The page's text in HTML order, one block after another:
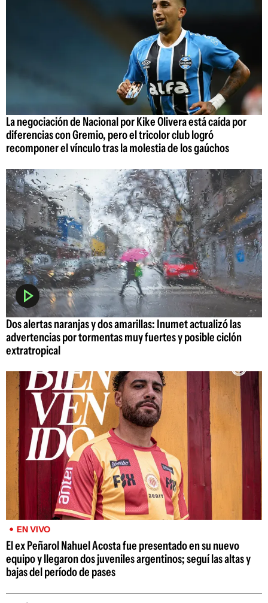
La negociación de Nacional por Kike Olivera está caída por
diferencias con Gremio, pero el tricolor club logró
recomponer el vínculo tras la molestia de los gaúchos
Dos alertas naranjas y dos amarillas: Inumet actualizó las
advertencias por tormentas muy fuertes y posible ciclón
extratropical
EN VIVO
El ex Peñarol Nahuel Acosta fue presentado en su nuevo
equipo y llegaron dos juveniles argentinos; seguí las altas y
bajas del período de pases